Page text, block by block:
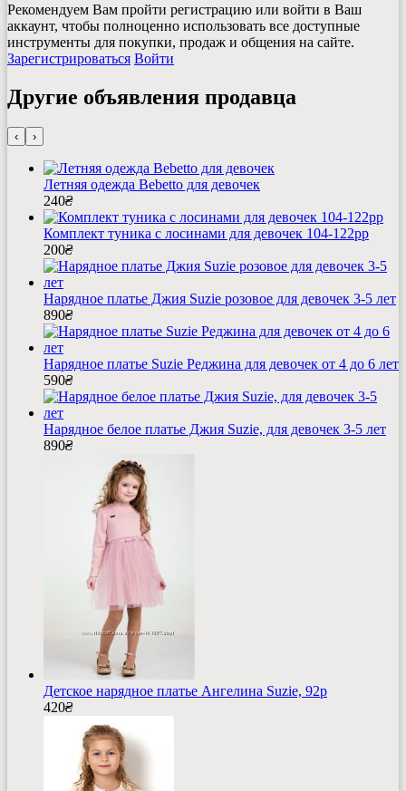
Рекомендуем Вам пройти регистрацию или войти в Ваш
аккаунт, чтобы полноценно использовать все доступные
инструменты для покупки, продаж и общения на сайте.
Зарегистрироваться Войти
Другие объявления продавца
‹ ›
Летняя одежда Bebetto для девочек
240₴
Комплект туника с лосинами для девочек 104-122рр
200₴
Нарядное платье Джия Suzie розовое для девочек 3-5 лет
890₴
Нарядное платье Suzie Реджина для девочек от 4 до 6 лет
590₴
Нарядное белое платье Джия Suzie, для девочек 3-5 лет
890₴
Детское нарядное платье Ангелина Suzie, 92р
420₴